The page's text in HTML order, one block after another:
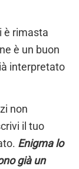
è rimasta
è un buon
interpretato
non
il tuo
Enigma lo
già un